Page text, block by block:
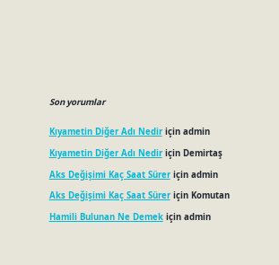
Son yorumlar
Kıyametin Diğer Adı Nediriçin admin
Kıyametin Diğer Adı Nediriçin Demirtaş
Aks Değişimi Kaç Saat Süreriçin admin
Aks Değişimi Kaç Saat Süreriçin Komutan
Hamili Bulunan Ne Demekiçin admin